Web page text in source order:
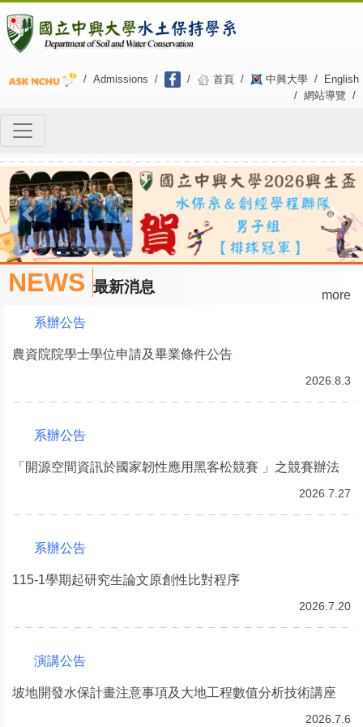
/ Admissions / / 首頁 / 中興大學 /
English
/ 網站導覽 /
Previous Next
NEWS 最新消息
more
系辦公告
農資院院學士學位申請及畢業條件公告
2026.8.3
系辦公告
「開源空間資訊於國家韌性應用黑客松競賽 」之競賽辦法
2026.7.27
系辦公告
115-1學期起研究生論文原創性比對程序
2026.7.20
演講公告
坡地開發水保計畫注意事項及大地工程數值分析技術講座
2026.7.6